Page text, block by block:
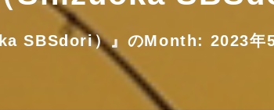
SBSdori）』のMonth: 2023年5